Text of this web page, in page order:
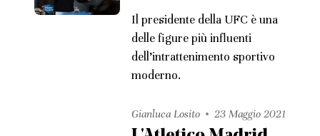
Il presidente della UFC è una
delle figure più influenti
dell’intrattenimento sportivo
moderno.
Gianluca Losito 23 Maggio 2021